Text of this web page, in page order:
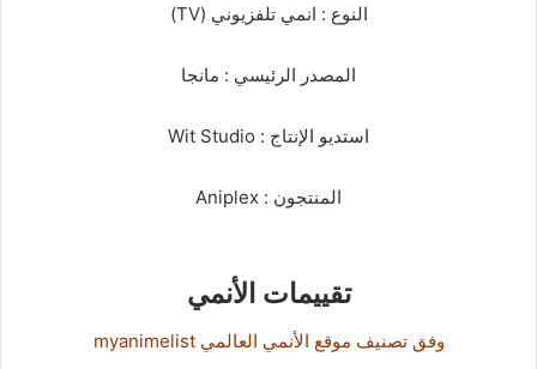
النوع : انمي تلفزيوني (TV)
المصدر الرئيسي : مانجا
استديو الإنتاج : Wit Studio
المنتجون : Aniplex
تقييمات الأنمي
وفق تصنيف موقع الأنمي العالمي myanimelist